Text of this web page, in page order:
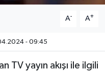
A- A+
- 09:45
TV yayın akışı ile ilgili